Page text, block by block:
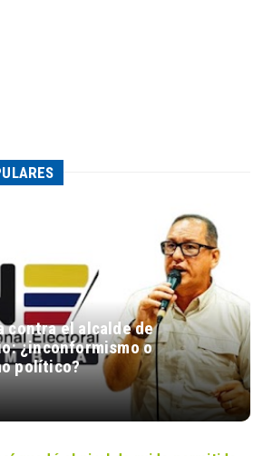
contra el alcalde de
¿inconformismo o
político?